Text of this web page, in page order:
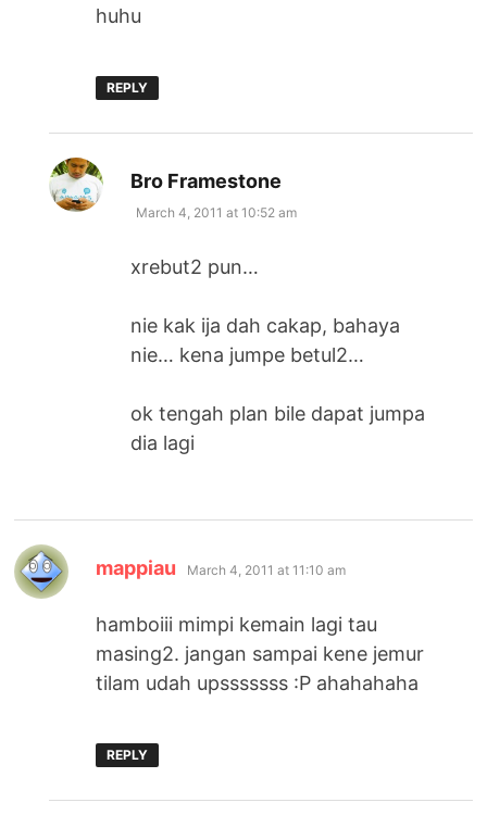
huhu
REPLY
Bro Framestone
March 4, 2011 at 10:52 am
xrebut2 pun…
nie kak ija dah cakap, bahaya
nie… kena jumpe betul2…
ok tengah plan bile dapat jumpa
dia lagi
mappiau says:
March 4, 2011 at 11:10 am
hamboiii mimpi kemain lagi tau
masing2. jangan sampai kene jemur
tilam udah upsssssss :P ahahahaha
REPLY